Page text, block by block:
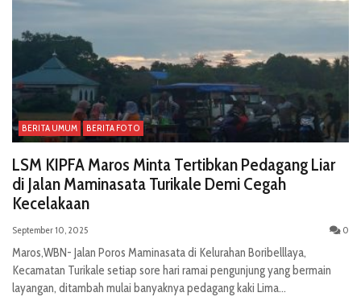
BERITA UMUM BERITA FOTO
LSM KIPFA Maros Minta Tertibkan Pedagang Liar
di Jalan Maminasata Turikale Demi Cegah
Kecelakaan
September 10, 2025 0
Maros,WBN- Jalan Poros Maminasata di Kelurahan Boribelllaya,
Kecamatan Turikale setiap sore hari ramai pengunjung yang bermain
layangan, ditambah mulai banyaknya pedagang kaki Lima...